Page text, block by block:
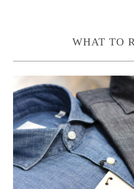
WHAT TO